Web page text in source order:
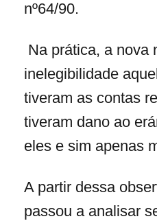
nº64/90.
Na prática, a nova
inelegibilidade
tiveram as contas
tiveram dano ao
eles e sim apenas
A partir dessa
passou a analisar